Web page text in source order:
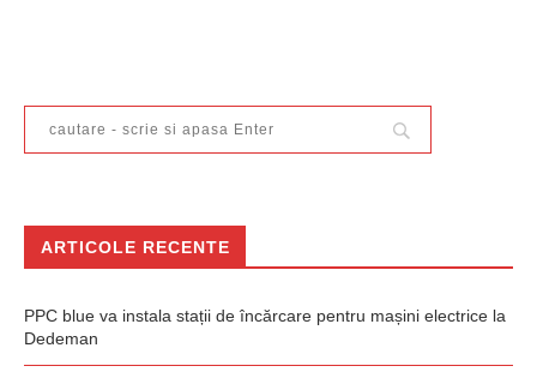
ARTICOLE RECENTE
PPC blue va instala stații de încărcare pentru mașini electrice la
Dedeman